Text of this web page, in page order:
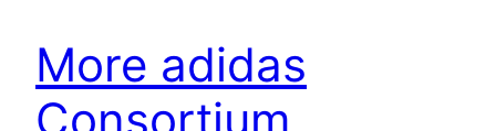
More adidas
Consortium